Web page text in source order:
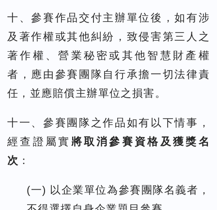
十、參賽作品交付主辦單位後，如有涉
及著作權或其他糾紛，致侵害第三人之
著作權、營業秘密或其他智慧財產權
者，應由參賽團隊自行承擔一切法律責
任，並應賠償主辦單位之損害。
十一、參賽團隊之作品如有以下情事，
經查證屬實 將取消參賽資格及獲獎名
次 ：
(一) 以企業單位為參賽團隊名義者，